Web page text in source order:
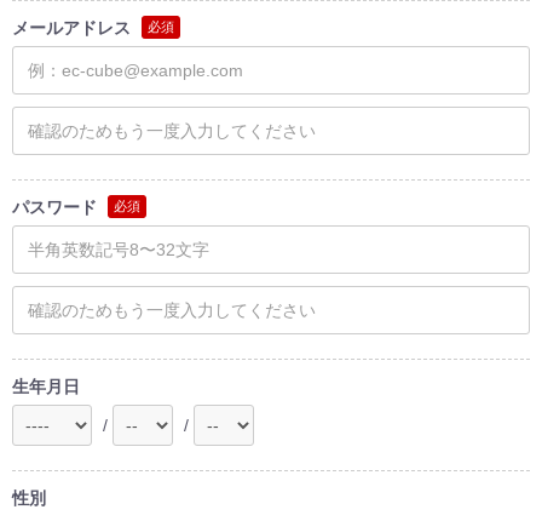
メールアドレス 必須
パスワード 必須
生年月日
/
/
性別